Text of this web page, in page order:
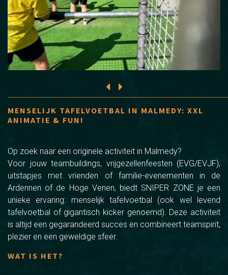
MENSELIJK TAFELVOETBAL IN MALMEDY: XXL
ANIMATIE & FUN!
Op zoek naar een originele activiteit in Malmedy?
Voor jouw teambuildings, vrijgezellenfeesten (EVG/EVJF),
uitstapjes met vrienden of familie-evenementen in de
Ardennen of de Hoge Venen, biedt SNIPER ZONE je een
unieke ervaring: menselijk tafelvoetbal (ook wel levend
tafelvoetbal of gigantisch kicker genoemd). Deze activiteit
is altijd een gegarandeerd succes en combineert teamspirit,
plezier en een geweldige sfeer.
WAT IS HET?